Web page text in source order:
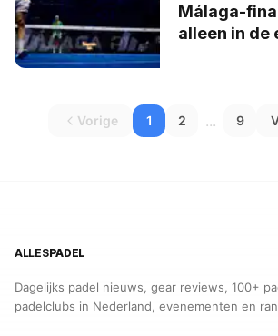
Málaga-
alleen in de
Vorige 1 2 ... 9
ALLESPADEL
Dagelijks padel nieuws, gear reviews, 100+
padelclubs in Nederland, evenementen en